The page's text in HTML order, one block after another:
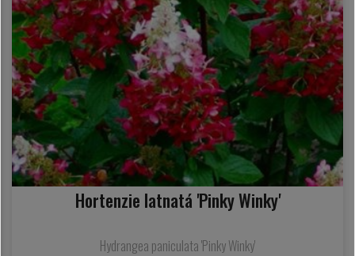
Hortenzie latnatá 'Pinky Winky'
Hydrangea paniculata 'Pinky Winky'